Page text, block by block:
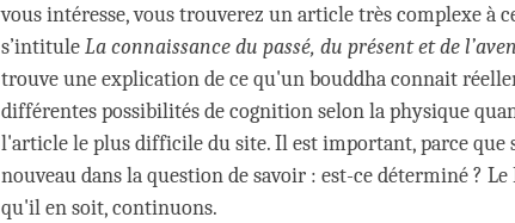
vous intéresse, vous trouverez un article très complexe à
s’intituleLa connaissance du passé, du présent et de
trouve une explication de ce qu'un bouddha connait
différentes possibilités de cognition selon la physique
l'article le plus difficile du site. Il est important, parce que
nouveau dans la question de savoir : est-ce déterminé ?
qu'il en soit, continuons.